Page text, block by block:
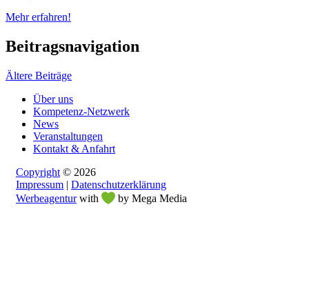
Mehr erfahren!
Beitragsnavigation
Ältere Beiträge
Über uns
Kompetenz-Netzwerk
News
Veranstaltungen
Kontakt & Anfahrt
Copyright © 2026
Impressum | Datenschutzerklärung
Werbeagenturwith by Mega Media